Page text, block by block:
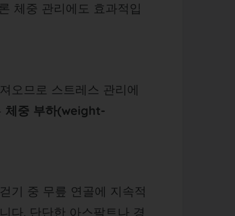
체중 관리에도 효과적입
오므로 스트레스 관리에
체중 부하(weight-
기 중 무릎 연골에 지속적
다. 단단한 아스팔트나 경